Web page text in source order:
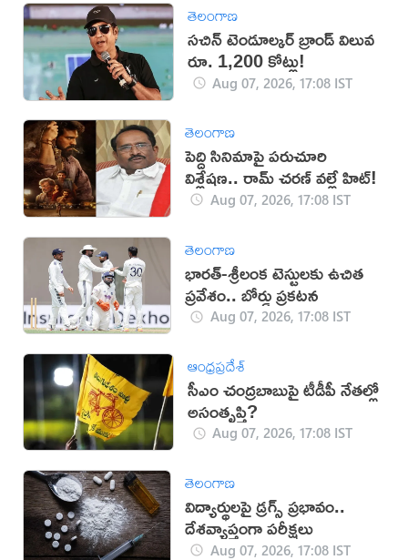
తెలంగాణ
సచిన్ టెండూల్కర్ బ్రాండ్ విలువ
రూ. 1,200 కోట్లు!
Aug 07, 2026, 17:08 IST
తెలంగాణ
పెద్ది సినిమాపై పరుచూరి
విశ్లేషణ.. రామ్ చరణ్ వల్లే హిట్!
Aug 07, 2026, 17:08 IST
తెలంగాణ
భారత్-శ్రీలంక టెస్టులకు ఉచిత
ప్రవేశం.. బోర్డు ప్రకటన
Aug 07, 2026, 17:08 IST
ఆంధ్రప్రదేశ్
సీఎం చంద్రబాబుపై టీడీపీ నేతల్లో
అసంతృప్తి?
Aug 07, 2026, 17:08 IST
తెలంగాణ
విద్యార్థులపై డ్రగ్స్ ప్రభావం..
దేశవ్యాప్తంగా పరీక్షలు
Aug 07, 2026, 17:08 IST